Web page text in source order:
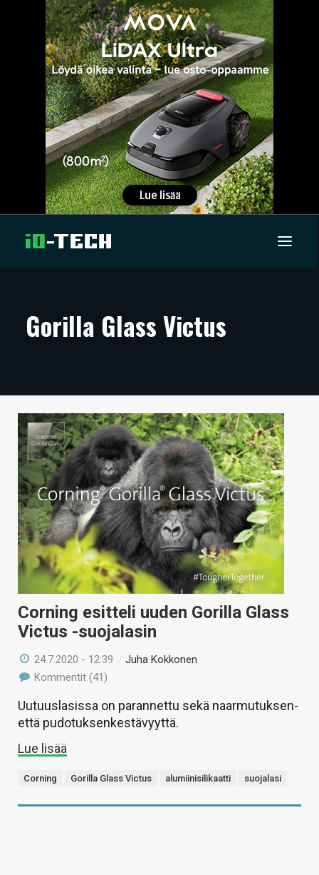
ARTIKKELIT
TECHBBS
TIETOA
HINTA.FI
KAUPPA
VAIHDA TEEMA
Gorilla Glass Victus
Corning esitteli uuden Gorilla Glass
Victus -suojalasin
24.7.2020 - 12:39 /Juha Kokkonen
Kommentit (41)
Uutuuslasissa on parannettu sekä naarmutuksen-
että pudotuksenkestävyyttä.
Lue lisää
Corning Gorilla Glass Victus alumiinisilikaatti suojalasi